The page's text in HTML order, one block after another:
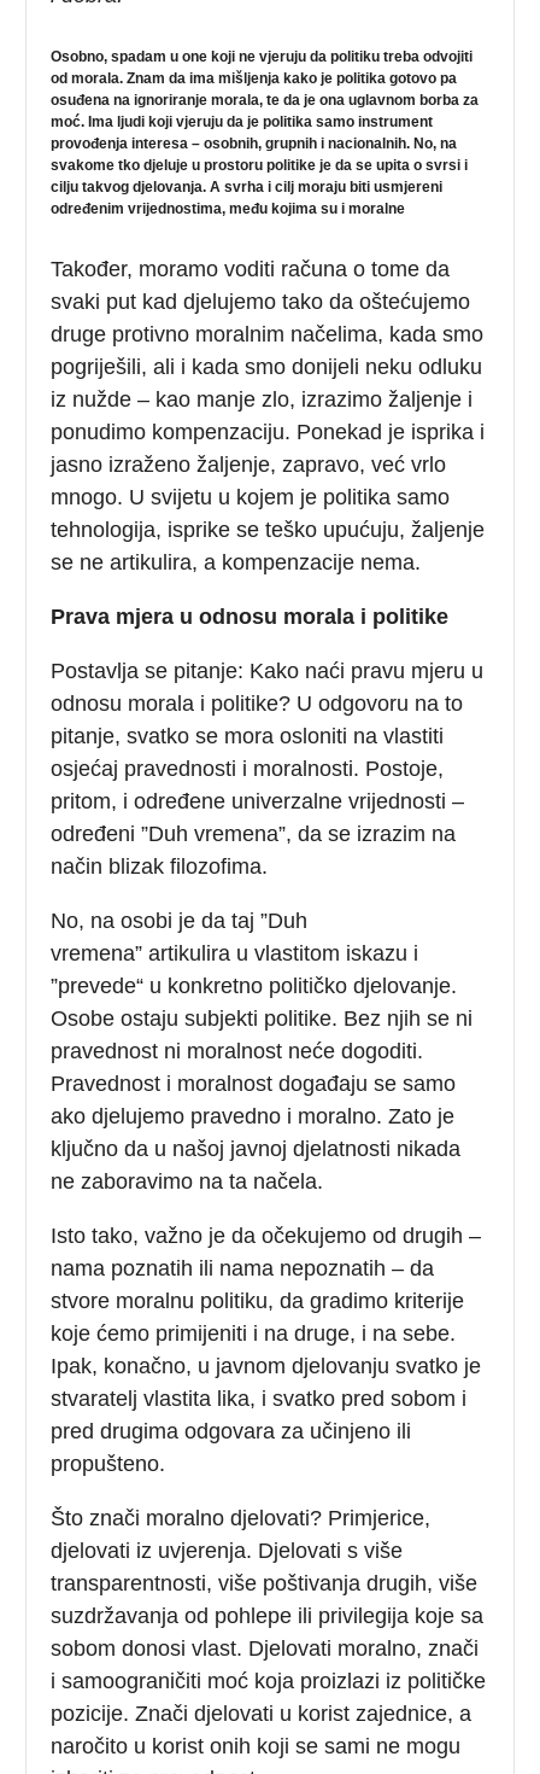
Osobno, spadam u one koji ne vjeruju da politiku treba odvojiti
od morala. Znam da ima mišljenja kako je politika gotovo pa
osuđena na ignoriranje morala, te da je ona uglavnom borba za
moć. Ima ljudi koji vjeruju da je politika samo instrument
provođenja interesa – osobnih, grupnih i nacionalnih. No, na
svakome tko djeluje u prostoru politike je da se upita o svrsi i
cilju takvog djelovanja. A svrha i cilj moraju biti usmjereni
određenim vrijednostima, među kojima su i moralne
Također, moramo voditi računa o tome da
svaki put kad djelujemo tako da oštećujemo
druge protivno moralnim načelima, kada smo
pogriješili, ali i kada smo donijeli neku odluku
iz nužde – kao manje zlo, izrazimo žaljenje i
ponudimo kompenzaciju. Ponekad je isprika i
jasno izraženo žaljenje, zapravo, već vrlo
mnogo. U svijetu u kojem je politika samo
tehnologija, isprike se teško upućuju, žaljenje
se ne artikulira, a kompenzacije nema.
Prava mjera u odnosu morala i politike
Postavlja se pitanje: Kako naći pravu mjeru u
odnosu morala i politike? U odgovoru na to
pitanje, svatko se mora osloniti na vlastiti
osjećaj pravednosti i moralnosti. Postoje,
pritom, i određene univerzalne vrijednosti –
određeni ”Duh vremena”, da se izrazim na
način blizak filozofima.
No, na osobi je da taj ”Duh
vremena” artikulira u vlastitom iskazu i
”prevede“ u konkretno političko djelovanje.
Osobe ostaju subjekti politike. Bez njih se ni
pravednost ni moralnost neće dogoditi.
Pravednost i moralnost događaju se samo
ako djelujemo pravedno i moralno. Zato je
ključno da u našoj javnoj djelatnosti nikada
ne zaboravimo na ta načela.
Isto tako, važno je da očekujemo od drugih –
nama poznatih ili nama nepoznatih – da
stvore moralnu politiku, da gradimo kriterije
koje ćemo primijeniti i na druge, i na sebe.
Ipak, konačno, u javnom djelovanju svatko je
stvaratelj vlastita lika, i svatko pred sobom i
pred drugima odgovara za učinjeno ili
propušteno.
Što znači moralno djelovati? Primjerice,
djelovati iz uvjerenja. Djelovati s više
transparentnosti, više poštivanja drugih, više
suzdržavanja od pohlepe ili privilegija koje sa
sobom donosi vlast. Djelovati moralno, znači
i samoograničiti moć koja proizlazi iz političke
pozicije. Znači djelovati u korist zajednice, a
naročito u korist onih koji se sami ne mogu